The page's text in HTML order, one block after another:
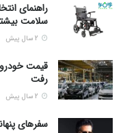
راهنمای
سلامت
رفت
سفرهای